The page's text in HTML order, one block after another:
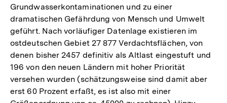
Grundwasserkontaminationen und zu einer
dramatischen Gefährdung von Mensch und Umwelt
geführt. Nach vorläufiger Datenlage existieren im
ostdeutschen Gebiet 27 877 Verdachtsflächen, von
denen bisher 2457 definitiv als Altlast eingestuft und
196 von den neuen Ländern mit hoher Priorität
versehen wurden (schätzungsweise sind damit aber
erst 60 Prozent erfaßt, es ist also mit einer